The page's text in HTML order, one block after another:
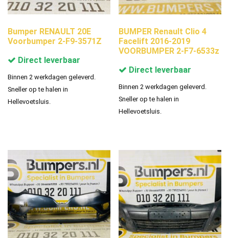
Bumper RENAULT 20E
Voorbumper 2-F9-3571Z
Direct leverbaar
Binnen 2 werkdagen geleverd.
Sneller op te halen in
Hellevoetsluis.
BUMPER Renault Clio 4
Facelift 2016-2019
VOORBUMPER 2-F7-6533z
Direct leverbaar
Binnen 2 werkdagen geleverd.
Sneller op te halen in
Hellevoetsluis.